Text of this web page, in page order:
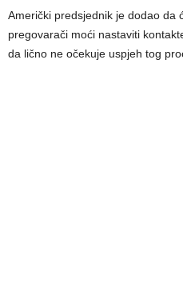
Američki predsjednik je dodao da
pregovarači moći nastaviti
da lično ne očekuje uspjeh tog